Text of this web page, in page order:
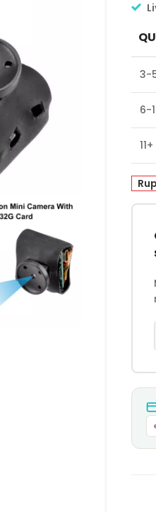
3-
6-
11+